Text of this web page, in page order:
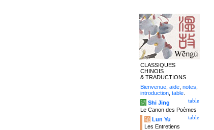
CLASSIQUES
CHINOIS
& TRADUCTIONS
Bienvenue aide notes
introduction table
table
诗 Shi Jing
Le Canon des Poèmes
table
论 Lun Yu
Les Entretiens